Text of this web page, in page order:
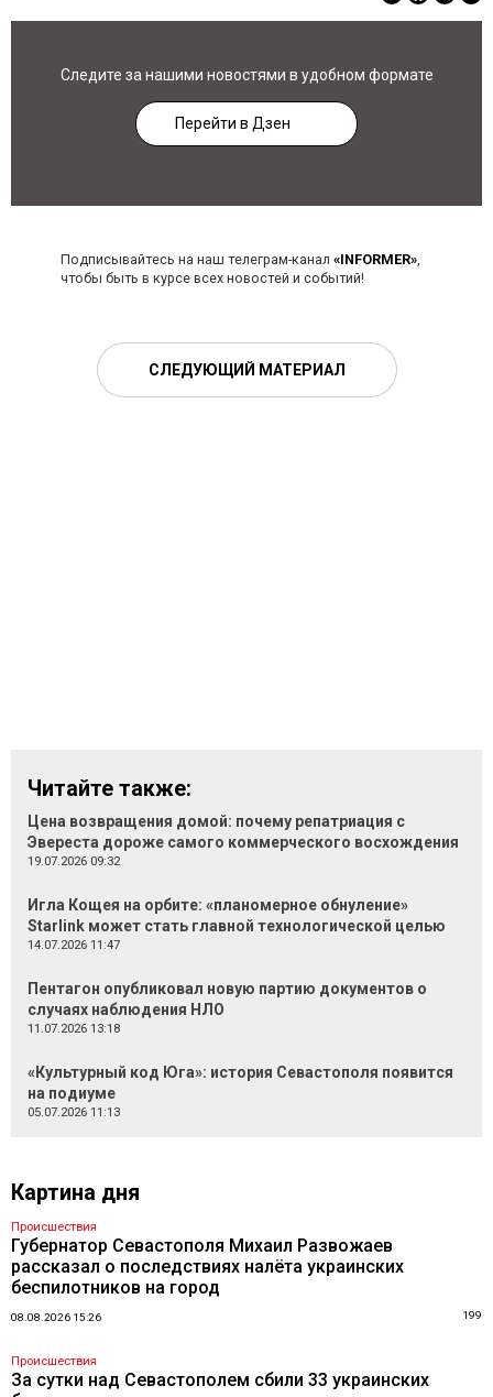
Следите за нашими новостями в удобном формате
Перейти в Дзен
Подписывайтесь на наш телеграм-канал «INFORMER»,
чтобы быть в курсе всех новостей и событий!
СЛЕДУЮЩИЙ МАТЕРИАЛ
Читайте также:
Цена возвращения домой: почему репатриация с
Эвереста дороже самого коммерческого восхождения
19.07.2026 09:32
Игла Кощея на орбите: «планомерное обнуление»
Starlink может стать главной технологической целью
14.07.2026 11:47
Пентагон опубликовал новую партию документов о
случаях наблюдения НЛО
11.07.2026 13:18
«Культурный код Юга»: история Севастополя появится
на подиуме
05.07.2026 11:13
Картина дня
Происшествия
Губернатор Севастополя Михаил Развожаев
рассказал о последствиях налёта украинских
беспилотников на город
08.08.2026 15:26 199
Происшествия
За сутки над Севастополем сбили 33 украинских